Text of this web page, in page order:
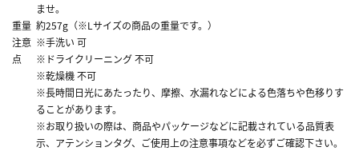
ませ。
重量 約257g（※Lサイズの商品の重量です。）
注意
点
※手洗い 可
※ドライクリーニング 不可
※乾燥機 不可
※長時間日光にあたったり、摩擦、水漏れなどによる色落ちや色移りす
ることがあります。
※お取り扱いの際は、商品やパッケージなどに記載されている品質表
示、アテンションタグ、ご使用上の注意事項などを必ずご確認下さい。